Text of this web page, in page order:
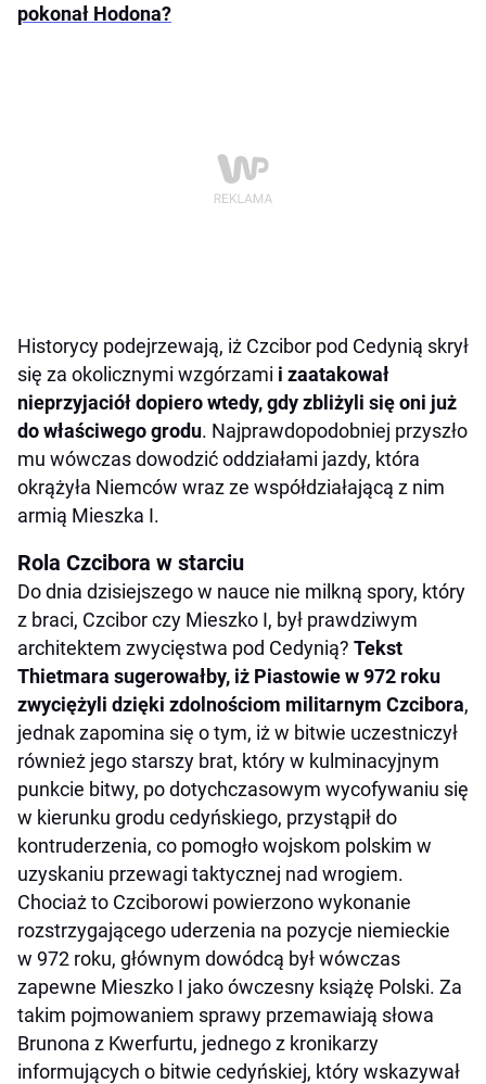
pokonał Hodona?
Historycy podejrzewają, iż Czcibor pod Cedynią skrył
się za okolicznymi wzgórzami i zaatakował
nieprzyjaciół dopiero wtedy, gdy zbliżyli się oni już
do właściwego grodu. Najprawdopodobniej przyszło
mu wówczas dowodzić oddziałami jazdy, która
okrążyła Niemców wraz ze współdziałającą z nim
armią Mieszka I.
Rola Czcibora w starciu
Do dnia dzisiejszego w nauce nie milkną spory, który
z braci, Czcibor czy Mieszko I, był prawdziwym
architektem zwycięstwa pod Cedynią? Tekst
Thietmara sugerowałby, iż Piastowie w 972 roku
zwyciężyli dzięki zdolnościom militarnym Czcibora,
jednak zapomina się o tym, iż w bitwie uczestniczył
również jego starszy brat, który w kulminacyjnym
punkcie bitwy, po dotychczasowym wycofywaniu się
w kierunku grodu cedyńskiego, przystąpił do
kontruderzenia, co pomogło wojskom polskim w
uzyskaniu przewagi taktycznej nad wrogiem.
Chociaż to Czciborowi powierzono wykonanie
rozstrzygającego uderzenia na pozycje niemieckie
w 972 roku, głównym dowódcą był wówczas
zapewne Mieszko I jako ówczesny książę Polski. Za
takim pojmowaniem sprawy przemawiają słowa
Brunona z Kwerfurtu, jednego z kronikarzy
informujących o bitwie cedyńskiej, który wskazywał